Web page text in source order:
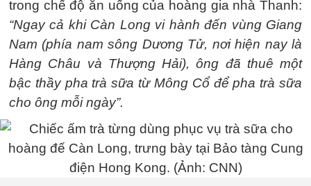
trong chế độ ăn uống của hoàng gia nhà Thanh:
“Ngay cả khi Càn Long vi hành đến vùng Giang
Nam (phía nam sông Dương Tử, nơi hiện nay là
Hàng Châu và Thượng Hải), ông đã thuê một
bậc thầy pha trà sữa từ Mông Cổ để pha trà sữa
cho ông mỗi ngày”.